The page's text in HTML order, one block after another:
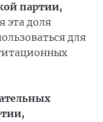
партии,
эта доля
для